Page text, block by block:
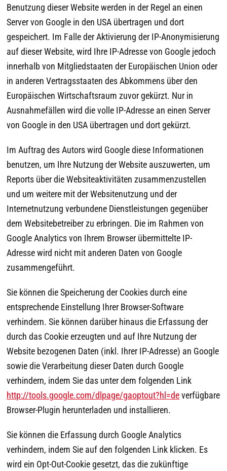
Benutzung dieser Website werden in der Regel an einen
Server von Google in den USA übertragen und dort
gespeichert. Im Falle der Aktivierung der IP-Anonymisierung
auf dieser Website, wird Ihre IP-Adresse von Google jedoch
innerhalb von Mitgliedstaaten der Europäischen Union oder
in anderen Vertragsstaaten des Abkommens über den
Europäischen Wirtschaftsraum zuvor gekürzt. Nur in
Ausnahmefällen wird die volle IP-Adresse an einen Server
von Google in den USA übertragen und dort gekürzt.
Im Auftrag des Autors wird Google diese Informationen
benutzen, um Ihre Nutzung der Website auszuwerten, um
Reports über die Websiteaktivitäten zusammenzustellen
und um weitere mit der Websitenutzung und der
Internetnutzung verbundene Dienstleistungen gegenüber
dem Websitebetreiber zu erbringen. Die im Rahmen von
Google Analytics von Ihrem Browser übermittelte IP-
Adresse wird nicht mit anderen Daten von Google
zusammengeführt.
Sie können die Speicherung der Cookies durch eine
entsprechende Einstellung Ihrer Browser-Software
verhindern. Sie können darüber hinaus die Erfassung der
durch das Cookie erzeugten und auf Ihre Nutzung der
Website bezogenen Daten (inkl. Ihrer IP-Adresse) an Google
sowie die Verarbeitung dieser Daten durch Google
verhindern, indem Sie das unter dem folgenden Link
http://tools.google.com/dlpage/gaoptout?hl=deverfügbare
Browser-Plugin herunterladen und installieren.
Sie können die Erfassung durch Google Analytics
verhindern, indem Sie auf den folgenden Link klicken. Es
wird ein Opt-Out-Cookie gesetzt, das die zukünftige